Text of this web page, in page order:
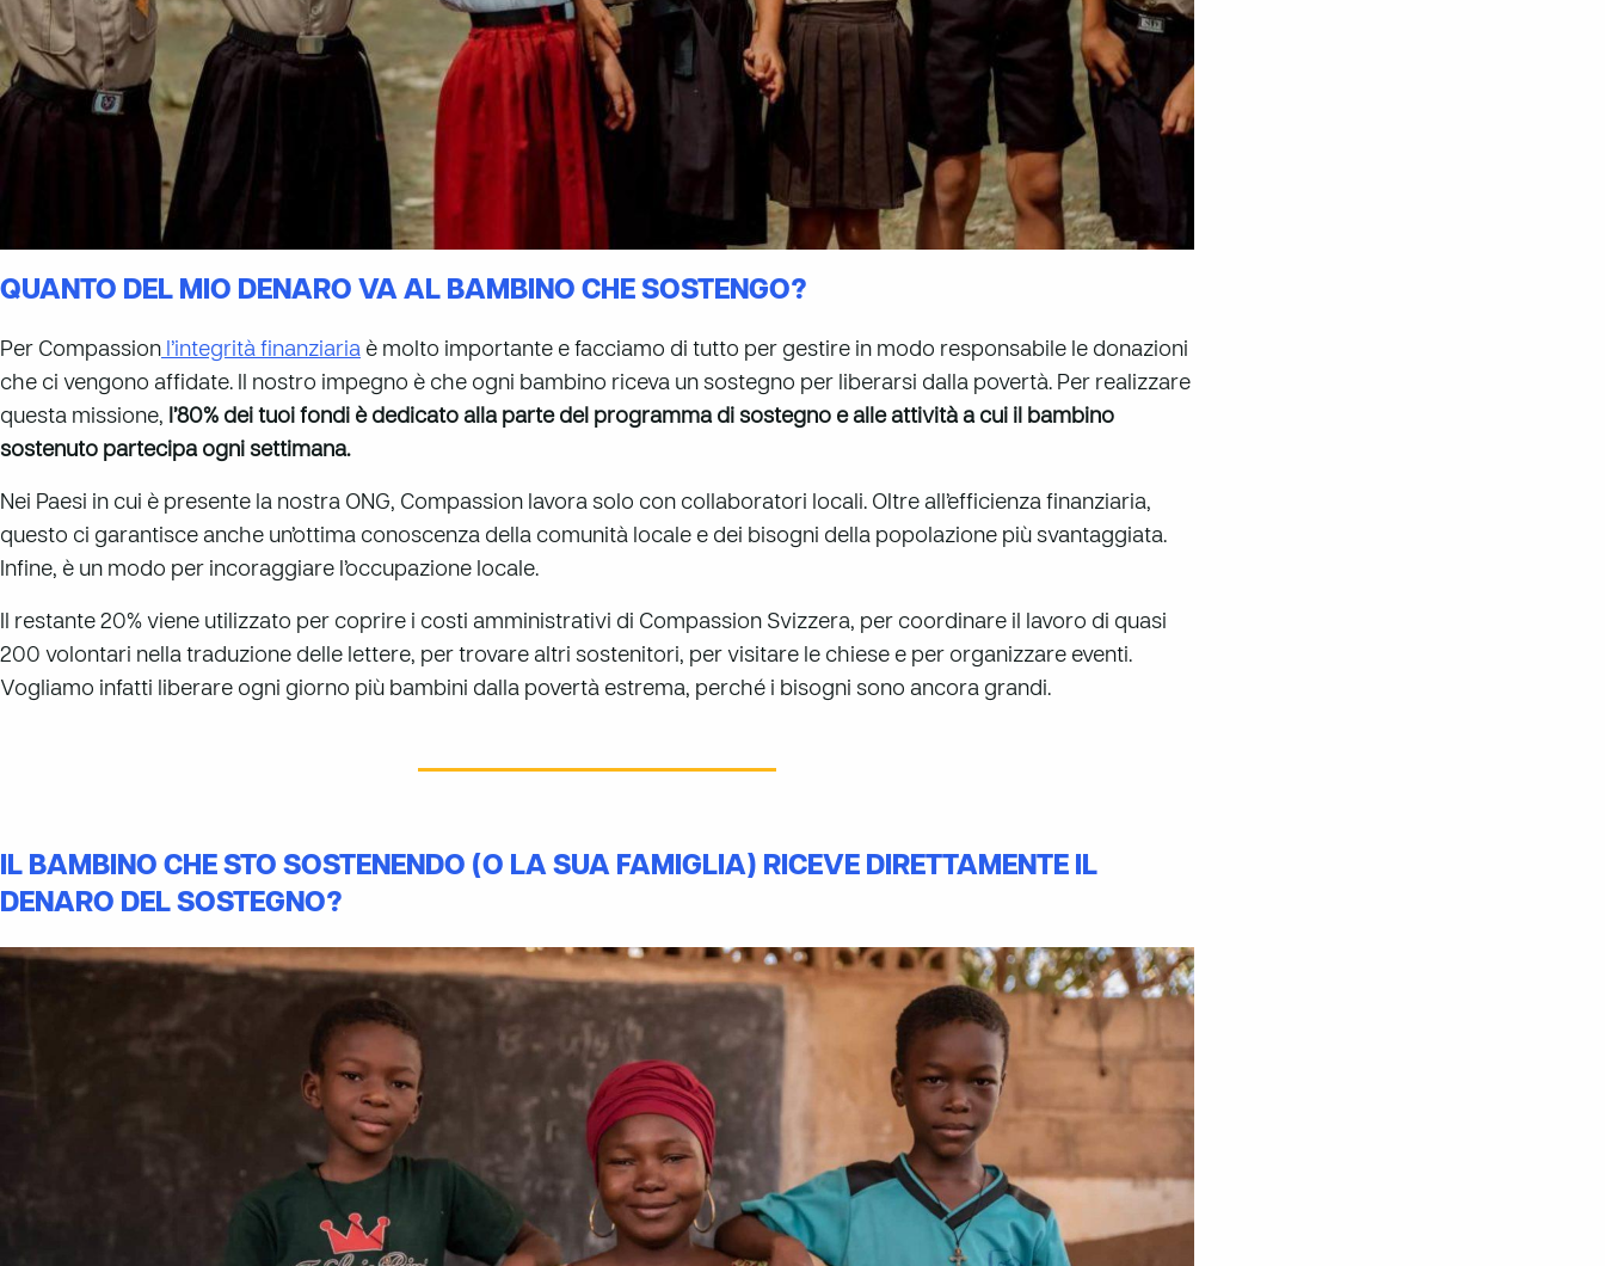
QUANTO DEL MIO DENARO VA AL BAMBINO CHE SOSTENGO?
Per Compassion l’integrità finanziaria è molto importante e facciamo di tutto per gestire in modo responsabile le donazioni
che ci vengono affidate. Il nostro impegno è che ogni bambino riceva un sostegno per liberarsi dalla povertà. Per realizzare
questa missione, l’80% dei tuoi fondi è dedicato alla parte del programma di sostegno e alle attività a cui il bambino
sostenuto partecipa ogni settimana.
Nei Paesi in cui è presente la nostra ONG, Compassion lavora solo con collaboratori locali. Oltre all’efficienza finanziaria,
questo ci garantisce anche un’ottima conoscenza della comunità locale e dei bisogni della popolazione più svantaggiata.
Infine, è un modo per incoraggiare l’occupazione locale.
Il restante 20% viene utilizzato per coprire i costi amministrativi di Compassion Svizzera, per coordinare il lavoro di quasi
200 volontari nella traduzione delle lettere, per trovare altri sostenitori, per visitare le chiese e per organizzare eventi.
Vogliamo infatti liberare ogni giorno più bambini dalla povertà estrema, perché i bisogni sono ancora grandi.
IL BAMBINO CHE STO SOSTENENDO (O LA SUA FAMIGLIA) RICEVE DIRETTAMENTE IL
DENARO DEL SOSTEGNO?